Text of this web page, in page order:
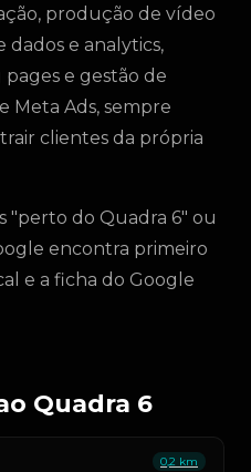
produção de vídeo
dados e analytics,
e gestão de
Meta Ads, sempre
clientes da própria
"perto do Quadra 6" ou
encontra primeiro
e a ficha do Google
Quadra 6
0,2 km